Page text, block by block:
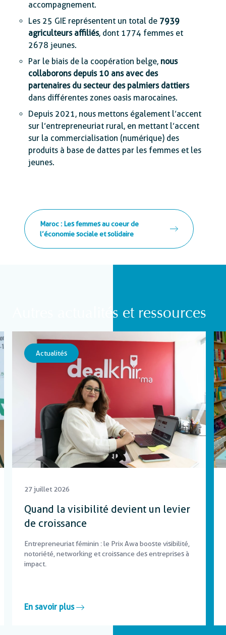
accompagnement.
Les 25 GIE représentent un total de 7939
agriculteurs affiliés, dont 1774 femmes et
2678 jeunes.
Par le biais de la coopération belge, nous
collaborons depuis 10 ans avec des
partenaires du secteur des palmiers dattiers
dans différentes zones oasis marocaines.
Depuis 2021, nous mettons également l’accent
sur l’entrepreneuriat rural, en mettant l’accent
sur la commercialisation (numérique) des
produits à base de dattes par les femmes et les
jeunes.
Maroc : Les femmes au coeur de
l’économie sociale et solidaire
Autres actualités et ressources
Actualités
27 juillet 2026
Quand la visibilité devient un levier
de croissance
Entrepreneuriat féminin : le Prix Awa booste visibilité,
notoriété, networking et croissance des entreprises à
impact.
En savoir plus